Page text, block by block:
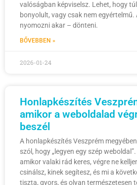
valóságban képviselsz. Lehet, hogy
bonyolult, vagy csak nem
nyomozni akar – dönteni.
BŐVEBBEN »
2026-01-24
Honlapkészítés
amikor a weboldalad
beszél
A honlapkészítés Veszprém
szól, hogy „legyen egy szép
amikor valaki rád keres, végre ne
csinálsz, kinek segítesz, és mi a
tiszta, gyors, és olyan természetesen